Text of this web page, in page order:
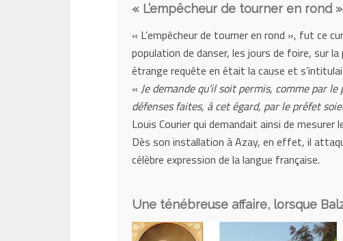
« L’empêcheur de tourner en rond »
« L’empêcheur de tourner en rond », fut ce
population de danser, les jours de foire, sur
étrange requête en était la cause et
« Je demande qu’il soit permis, comme par
défenses faites, à cet égard, par le préfet
Louis Courier qui demandait ainsi de
Dès son installation à Azay, en effet, il
célèbre expression de la langue française.
Une ténébreuse affaire, lorsque